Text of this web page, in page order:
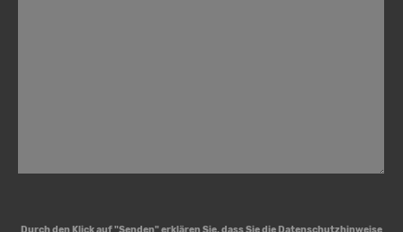
Durch den Klick auf "Senden" erklären Sie, dass Sie dieDatenschutzhinweise